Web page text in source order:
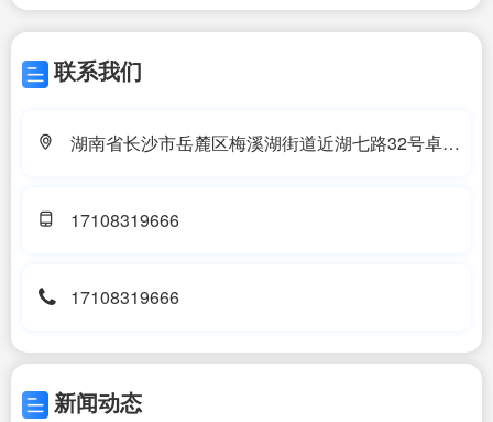
联系我们
湖南省长沙市岳麓区梅溪湖街道近湖七路32号卓越
17108319666
17108319666
新闻动态